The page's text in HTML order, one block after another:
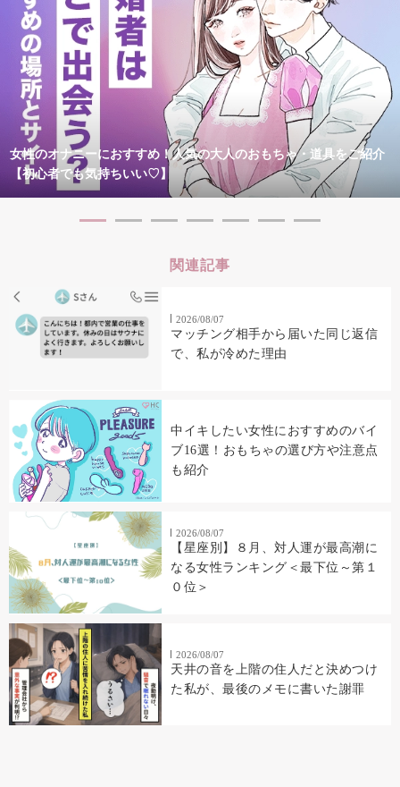
女性のオナニーにおすすめ！人気の大人のおもちゃ・道具をご紹介
【初心者でも気持ちいい♡】
関連記事
2026/08/07
マッチング相手から届いた同じ返信
で、私が冷めた理由
中イキしたい女性におすすめのバイ
ブ16選！おもちゃの選び方や注意点
も紹介
2026/08/07
【星座別】８月、対人運が最高潮に
なる女性ランキング＜最下位～第１
０位＞
2026/08/07
天井の音を上階の住人だと決めつけ
た私が、最後のメモに書いた謝罪